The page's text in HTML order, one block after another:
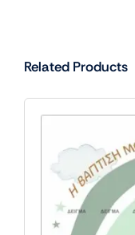
Related Products